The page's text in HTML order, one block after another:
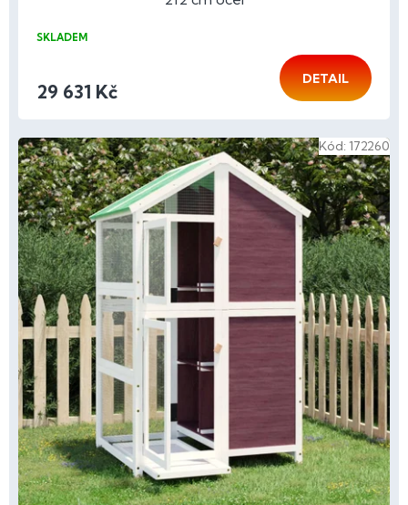
SKLADEM
29 631 Kč
DETAIL
Kód: 172260